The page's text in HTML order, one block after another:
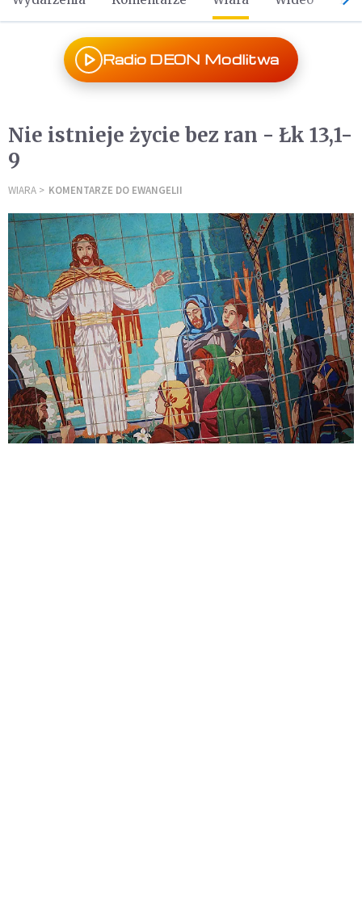
Radio DEON Modlitwa
Nie istnieje życie bez ran - Łk 13,1-
9
WIARA KOMENTARZE DO EWANGELII